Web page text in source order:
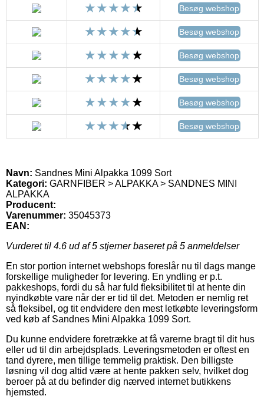
Besøg webshop
Besøg webshop
Besøg webshop
Besøg webshop
Besøg webshop
Besøg webshop
Navn: Sandnes Mini Alpakka 1099 Sort
Kategori: GARNFIBER > ALPAKKA > SANDNES MINI
ALPAKKA
Producent:
Varenummer: 35045373
EAN:
Vurderet til 4.6 ud af 5 stjerner baseret på 5 anmeldelser
En stor portion internet webshops foreslår nu til dags mange
forskellige muligheder for levering. En yndling er p.t.
pakkeshops, fordi du så har fuld fleksibilitet til at hente din
nyindkøbte vare når der er tid til det. Metoden er nemlig ret
så fleksibel, og tit endvidere den mest letkøbte leveringsform
ved køb af Sandnes Mini Alpakka 1099 Sort.
Du kunne endvidere foretrække at få varerne bragt til dit hus
eller ud til din arbejdsplads. Leveringsmetoden er oftest en
tand dyrere, men tillige temmelig praktisk. Den billigste
løsning vil dog altid være at hente pakken selv, hvilket dog
beroer på at du befinder dig nærved internet butikkens
hjemsted.